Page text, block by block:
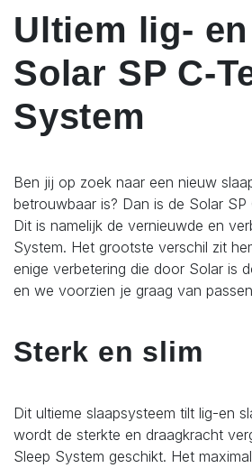
Ultiem lig-
Solar SP C-
System
Ben jij op zoek naar een nieuw
betrouwbaar is? Dan is de Solar
Dit is namelijk de vernieuwde en
System. Het grootste verschil zit
enige verbetering die door Solar is
en we voorzien je graag van
Sterk en slim
Dit ultieme slaapsysteem tilt lig-en
wordt de sterkte en draagkracht
Sleep System geschikt. Het